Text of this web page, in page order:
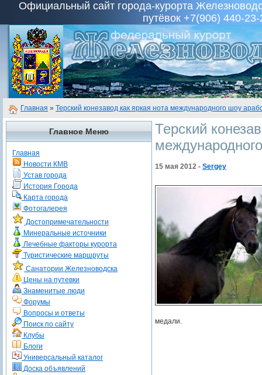
Официальный сайт города-курорта
путёвок +7(906) 440-23-
Главная » Терский конезавод как яркая нота международного шоу
Главное Меню
Главная
Новости КМВ
Устав города
История Города
Карта города
Фотогалерея
Достопримечательности
Минеральные источники
Лечебные факторы курорта
Туристические маршруты
Санатории Железноводска
Цены на путевки
Знаменитые люди
Форумы
Вопросы и ответы
Поиск по сайту
Клубы
Блоги
Универсальный каталог
Доска объявлений
Терский
15 мая 2012 - Sergey
медали.